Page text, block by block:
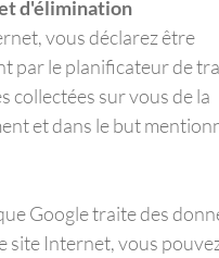
d'élimination
vous déclarez être
par le planificateur de
collectées sur vous de la
et dans le but
Google traite des
site Internet, vous